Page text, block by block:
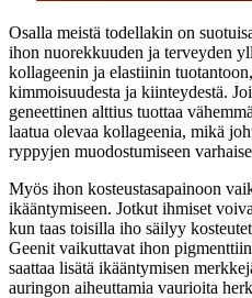
Osalla meistä todellakin on
ihon nuorekkuuden ja terveyden
kollageenin ja elastiinin
kimmoisuudesta ja kiinteydestä.
geneettinen alttius tuottaa
laatua olevaa kollageenia, mikä
ryppyjen muodostumiseen
Myös ihon kosteustasapainoon
ikääntymiseen. Jotkut ihmiset
kun taas toisilla iho säilyy
Geenit vaikuttavat ihon
saattaa lisätä ikääntymisen
auringon aiheuttamia vaurioita